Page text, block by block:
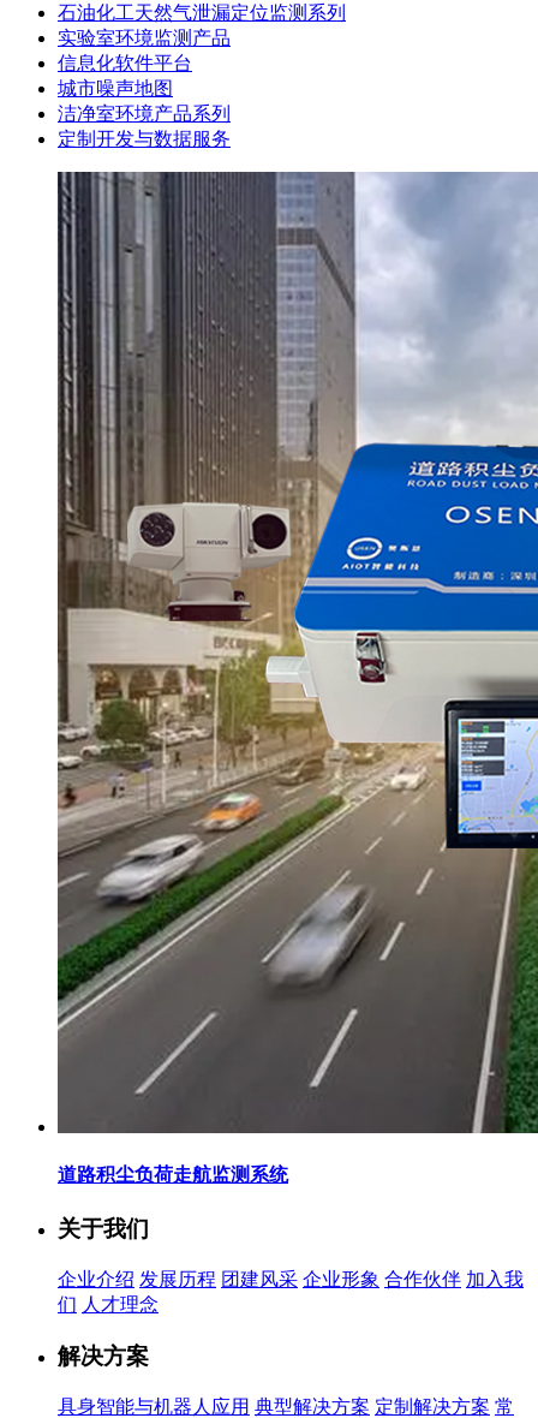
石油化工天然气泄漏定位监测系列
实验室环境监测产品
信息化软件平台
城市噪声地图
洁净室环境产品系列
定制开发与数据服务
道路积尘负荷走航监测系统
关于我们
企业介绍 发展历程 团建风采 企业形象 合作伙伴 加入我
们 人才理念
解决方案
具身智能与机器人应用 典型解决方案 定制解决方案 常